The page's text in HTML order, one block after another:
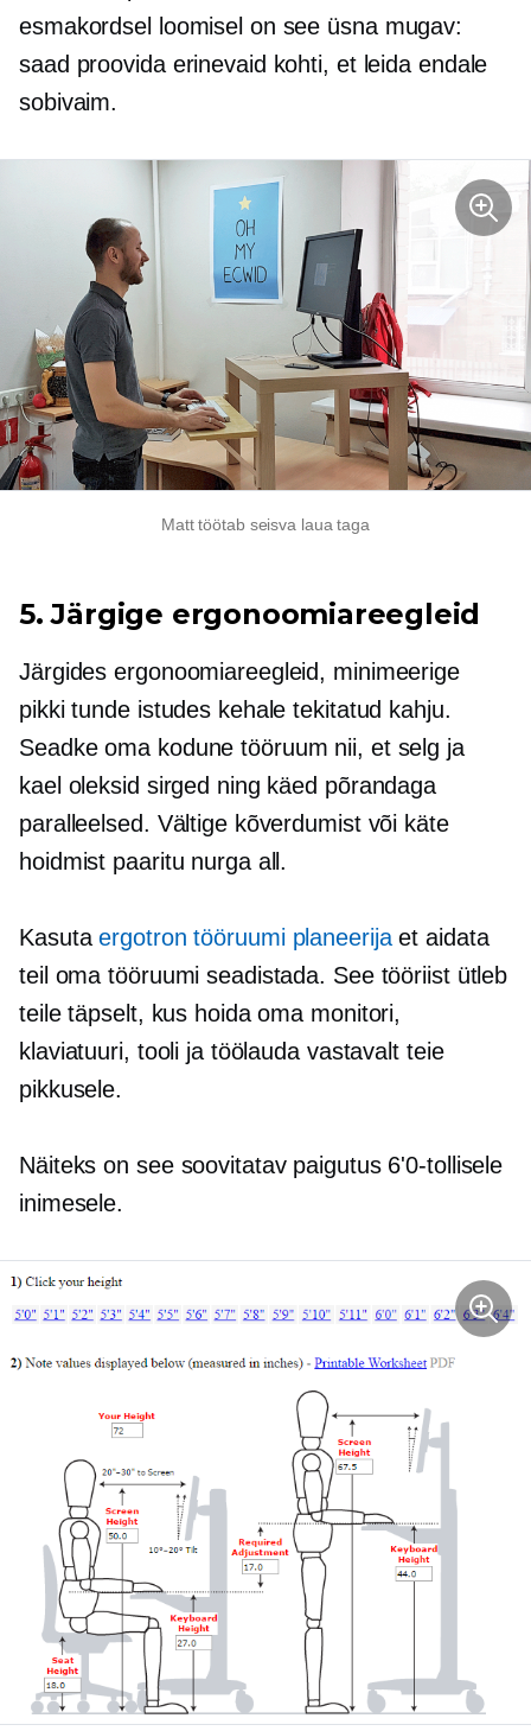
esmakordsel loomisel on see üsna mugav:
saad proovida erinevaid kohti, et leida endale
sobivaim.
Matt töötab seisva laua taga
5. Järgige ergonoomiareegleid
Järgides ergonoomiareegleid, minimeerige
pikki tunde istudes kehale tekitatud kahju.
Seadke oma kodune tööruum nii, et selg ja
kael oleksid sirged ning käed põrandaga
paralleelsed. Vältige kõverdumist või käte
hoidmist paaritu nurga all.
Kasutaergotron tööruumi planeerijaet aidata
teil oma tööruumi seadistada. See tööriist ütleb
teile täpselt, kus hoida oma monitori,
klaviatuuri, tooli ja töölauda vastavalt teie
pikkusele.
Näiteks on see soovitatav paigutus 6'0-tollisele
inimesele.